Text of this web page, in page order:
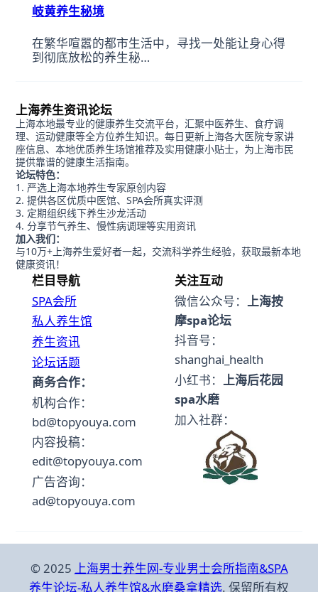
岐黄养生秘境
在繁华喧嚣的都市生活中，寻找一处能让身心得
到彻底放松的养生秘…
上海养生资讯论坛
上海本地最专业的健康养生交流平台，汇聚中医养生、食疗调
理、运动健康等全方位养生知识。每日更新上海各大医院专家讲
座信息、本地优质养生场馆推荐及实用健康小贴士，为上海市民
提供靠谱的健康生活指南。
论坛特色：
严选上海本地养生专家原创内容
提供各区优质中医馆、SPA会所真实评测
定期组织线下养生沙龙活动
分享节气养生、慢性病调理等实用资讯
加入我们：
与10万+上海养生爱好者一起，交流科学养生经验，获取最新本地
健康资讯！
栏目导航
SPA会所
私人养生馆
养生资讯
论坛话题
商务合作：
机构合作：
bd@topyouya.com
内容投稿：
edit@topyouya.com
广告咨询：
ad@topyouya.com
关注互动
微信公众号：上海按
摩spa论坛
抖音号：
shanghai_health
小红书：上海后花园
spa水磨
加入社群：
© 2025 上海男士养生网-专业男士会所指南&SPA
养生论坛-私人养生馆&水磨桑拿精选. 保留所有权